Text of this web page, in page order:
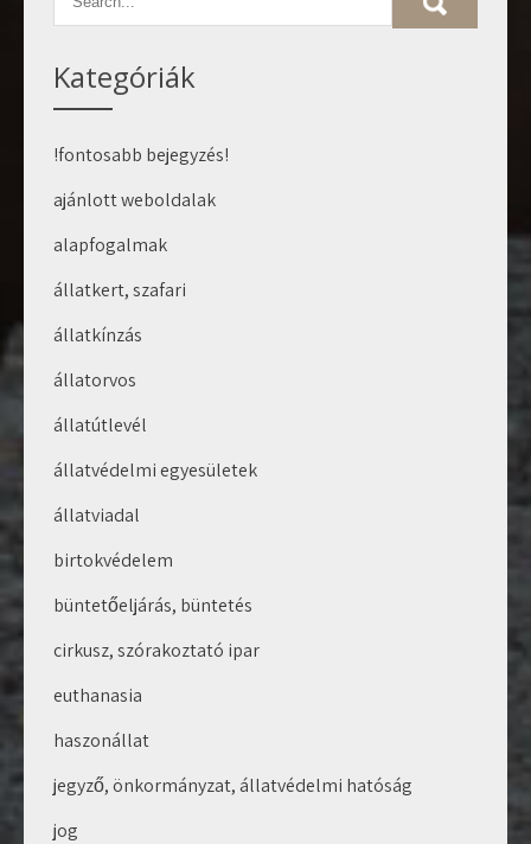
Kategóriák
!fontosabb bejegyzés!
ajánlott weboldalak
alapfogalmak
állatkert, szafari
állatkínzás
állatorvos
állatútlevél
állatvédelmi egyesületek
állatviadal
birtokvédelem
büntetőeljárás, büntetés
cirkusz, szórakoztató ipar
euthanasia
haszonállat
jegyző, önkormányzat, állatvédelmi hatóság
jog